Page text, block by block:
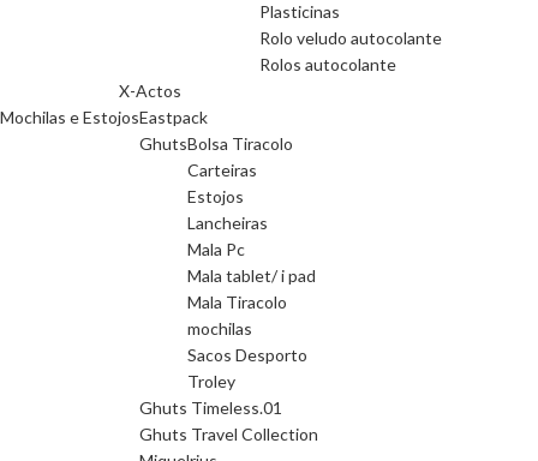
Plasticinas
Rolo veludo autocolante
Rolos autocolante
X-Actos
Mochilas e EstojosEastpack
GhutsBolsa Tiracolo
Carteiras
Estojos
Lancheiras
Mala Pc
Mala tablet/ i pad
Mala Tiracolo
mochilas
Sacos Desporto
Troley
Ghuts Timeless.01
Ghuts Travel Collection